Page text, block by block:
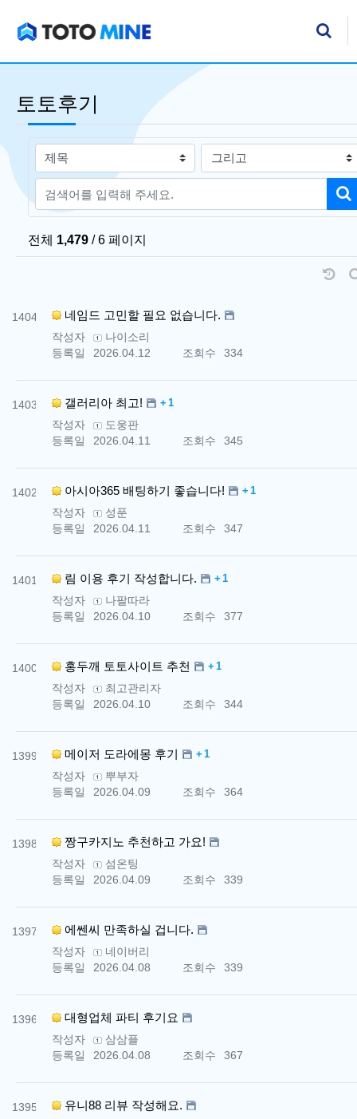
토토후기
검색대상
검색어
전체 1,479 / 6 페이지
날
1404 네임드 고민할 필요 없습니다.
작성자
나이소리
등록일
2026.04.12 조회수 334
1403 갤러리아 최고! 댓글
1
작성자
도웅판
등록일
2026.04.11 조회수 345
1402 아시아365 배팅하기 좋습니다! 댓글
1
작성자
성푼
등록일
2026.04.11 조회수 347
1401 림 이용 후기 작성합니다. 댓글
1
작성자
나팔따라
등록일
2026.04.10 조회수 377
1400 홍두깨 토토사이트 추천 댓글
1
작성자
최고관리자
등록일
2026.04.10 조회수 344
1399 메이저 도라에몽 후기 댓글
1
작성자
뿌부자
등록일
2026.04.09 조회수 364
1398 짱구카지노 추천하고 가요!
작성자
섬온팅
등록일
2026.04.09 조회수 339
1397 에쎈씨 만족하실 겁니다.
작성자
네이버리
등록일
2026.04.08 조회수 339
1396 대형업체 파티 후기요
작성자
삼삼플
등록일
2026.04.08 조회수 367
1395 유니88 리뷰 작성해요.